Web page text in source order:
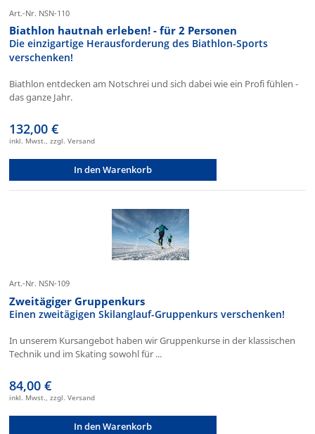
Art.-Nr. NSN-110
Biathlon hautnah erleben! - für 2 Personen
Die einzigartige Herausforderung des Biathlon-Sports
verschenken!
Biathlon entdecken am Notschrei und sich dabei wie ein Profi fühlen -
das ganze Jahr.
132,00 €
inkl. Mwst., zzgl. Versand
In den Warenkorb
Art.-Nr. NSN-109
Zweitägiger Gruppenkurs
Einen zweitägigen Skilanglauf-Gruppenkurs verschenken!
In unserem Kursangebot haben wir Gruppenkurse in der klassischen
Technik und im Skating sowohl für ...
84,00 €
inkl. Mwst., zzgl. Versand
In den Warenkorb